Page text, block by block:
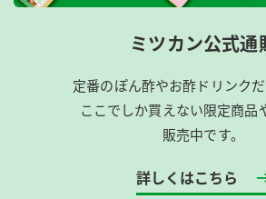
ミツカン公式通
定番のぽん酢やお酢ドリンクだ
ここでしか買えない限定商品
販売中です。
詳しくはこちら